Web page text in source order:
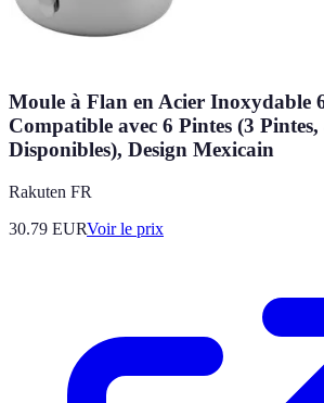
Moule à Flan en Acier Inoxydable
Compatible avec 6 Pintes (3 Pintes,
Disponibles), Design Mexicain
Rakuten FR
30.79 EURVoir le prix